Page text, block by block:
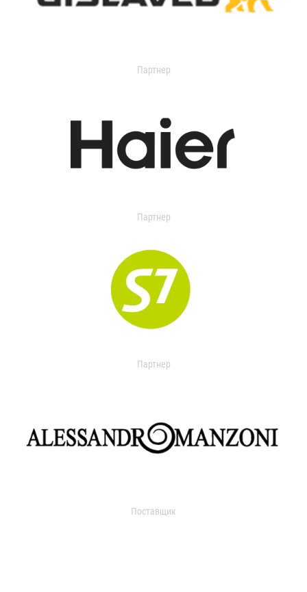
Партнер
Партнер
Партнер
Поставщик